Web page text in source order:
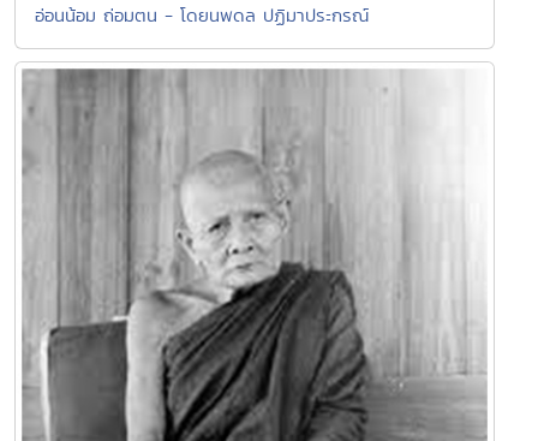
อ่อนน้อม ถ่อมตน - โดยนพดล ปฏิมาประกรณ์